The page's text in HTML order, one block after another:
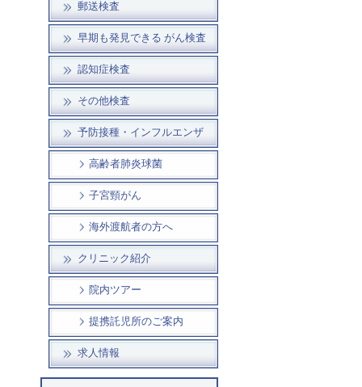
郵送検査
早期も発見できる がん検査
認知症検査
その他検査
予防接種・インフルエンザ
高齢者肺炎球菌
子宮頸がん
海外渡航者の方へ
クリニック紹介
院内ツアー
提携託児所のご案内
求人情報